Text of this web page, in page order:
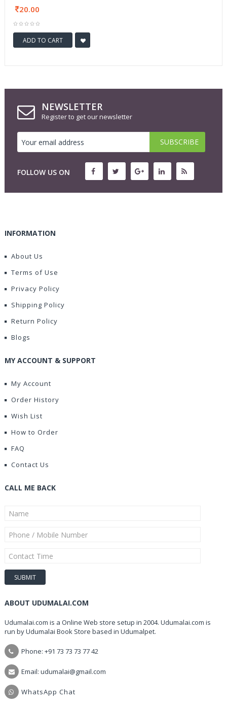
20.00
ADD TO CART
NEWSLETTER
Register to get our newsletter
FOLLOW US ON
INFORMATION
About Us
Terms of Use
Privacy Policy
Shipping Policy
Return Policy
Blogs
MY ACCOUNT & SUPPORT
My Account
Order History
Wish List
How to Order
FAQ
Contact Us
CALL ME BACK
ABOUT UDUMALAI.COM
Udumalai.com is a Online Web store setup in 2004. Udumalai.com is
run by Udumalai Book Store based in Udumalpet.
Phone: +91 73 73 73 77 42
Email: udumalai@gmail.com
WhatsApp Chat